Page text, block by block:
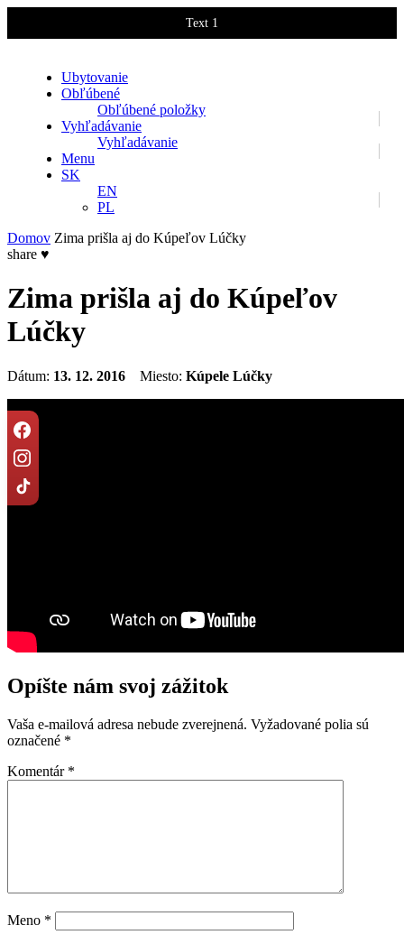
Text 1
Ubytovanie
Obľúbené
Obľúbené položky
Vyhľadávanie
Vyhľadávanie
Menu
SK
EN
PL
Domov Zima prišla aj do Kúpeľov Lúčky
share ♥
Zima prišla aj do Kúpeľov
Lúčky
Dátum: 13. 12. 2016 Miesto: Kúpele Lúčky
Opíšte nám svoj zážitok
Vaša e-mailová adresa nebude zverejnená. Vyžadované polia sú
označené *
Komentár *
Meno *